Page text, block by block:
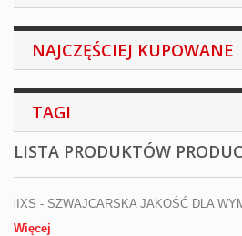
NAJCZĘŚCIEJ KUPOWANE
TAGI
LISTA PRODUKTÓW
iIXS - SZWAJCARSKA JAKOŚĆ DLA
Więcej